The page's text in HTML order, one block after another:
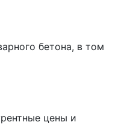
бетона, в том
цены и